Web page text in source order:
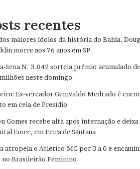
recentes
maiores ídolos da história do Bahia,
morre aos 76 anos em SP
Sena N. 3.042 sorteia prêmio acumulado
neste domingo
Ex-vereador Genivaldo Medrado é
em cela de Presídio
Gomes recebe alta após internação e deixa
Emec, em Feira de Santana
atropela o Atlético-MG por 3 a 0 e
no Brasileirão Feminino